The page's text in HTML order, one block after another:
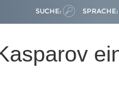
SUCHE: SPRACHE: